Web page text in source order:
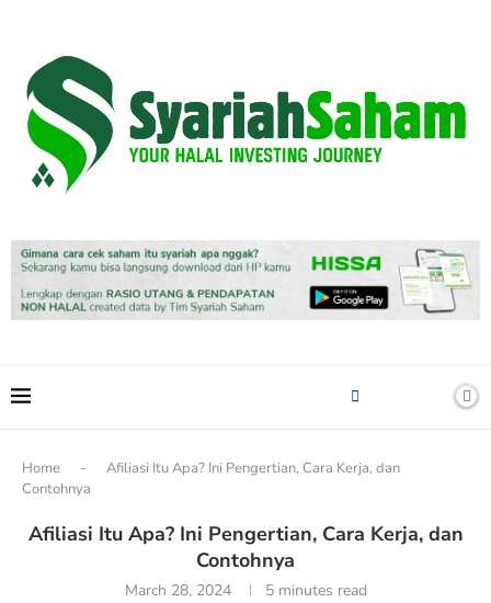
Home -
Afiliasi Itu Apa? Ini Pengertian, Cara Kerja, dan
Contohnya
Afiliasi Itu Apa? Ini Pengertian, Cara Kerja, dan
Contohnya
March 28, 2024 5 minutes read